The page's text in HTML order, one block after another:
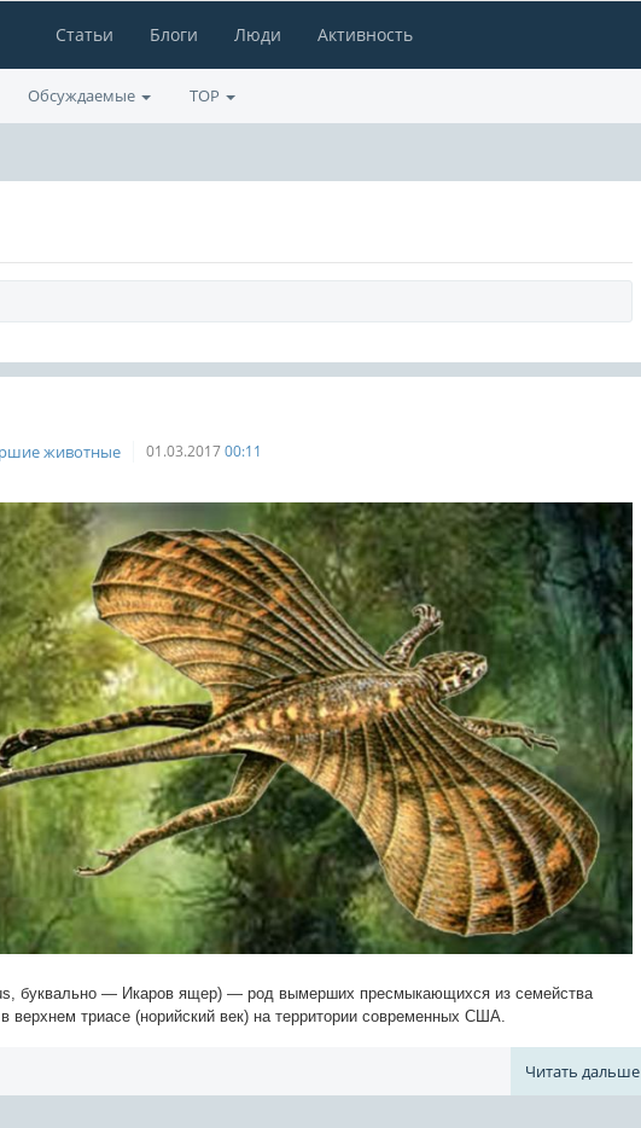
Статьи Блоги Люди Активность
Обсуждаемые TOP
животные 01.03.201700:11
буквально — Икаров ящер) — род вымерших пресмыкающихся из семейства
верхнем триасе (норийский век) на территории современных США.
Читать дальше